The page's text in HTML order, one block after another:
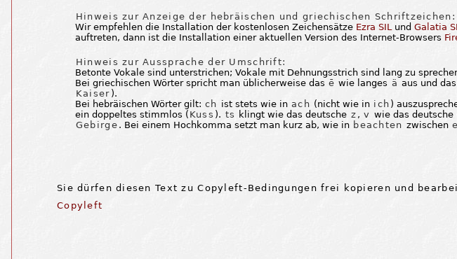
Hinweis zur Anzeige der hebräischen und griechischen Schriftzeichen:
Wir empfehlen die Installation der kostenlosen Zeichensätze Ezra SILund Galatia
auftreten, dann ist die Installation einer aktuellen Version des Internet-Browsers
Hinweis zur Aussprache der Umschrift:
Betonte Vokale sind unterstrichen; Vokale mit Dehnungsstrich sind lang zu
Bei griechischen Wörter spricht man üblicherweise das ē wie langes ä aus und das
Kaiser ).
Bei hebräischen Wörter gilt: ch ist stets wie in ach (nicht wie in ich )
ein doppeltes stimmlos ( Kuss ). ts klingt wie das deutsche z , v wie das deutsche
Gebirge . Bei einem Hochkomma setzt man kurz ab, wie in beachten zwischen e
Sie dürfen diesen Text zu Copyleft-Bedingungen frei kopieren und
Copyleft